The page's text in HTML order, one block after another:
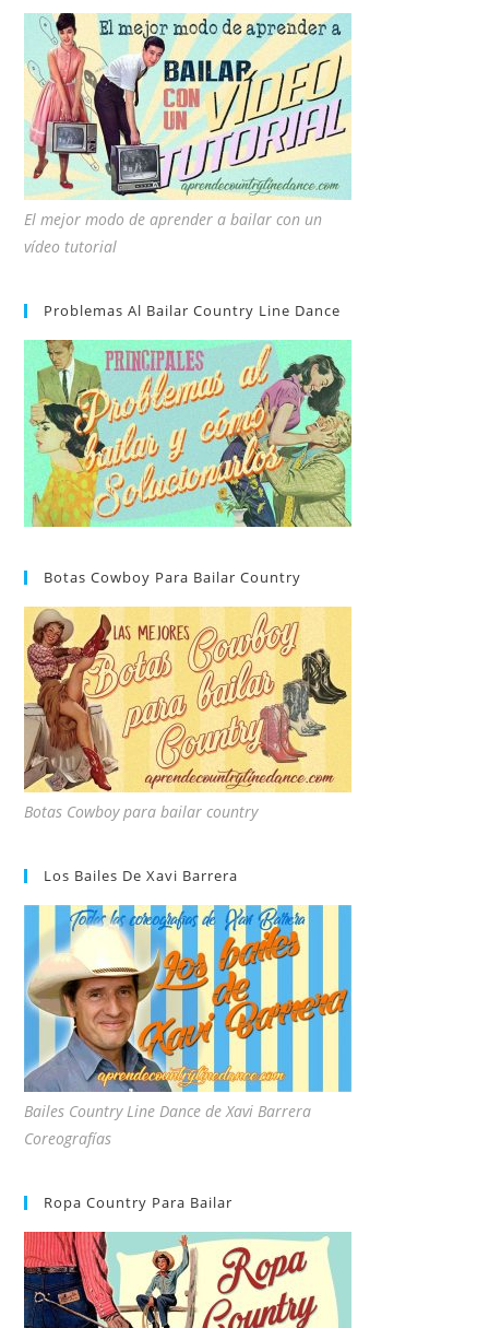
El mejor modo de aprender a bailar con un
vídeo tutorial
Problemas Al Bailar Country Line Dance
Botas Cowboy Para Bailar Country
Botas Cowboy para bailar country
Los Bailes De Xavi Barrera
Bailes Country Line Dance de Xavi Barrera
Coreografías
Ropa Country Para Bailar